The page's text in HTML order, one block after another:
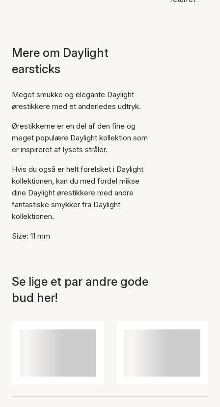
Mere om Daylight
earsticks
Meget smukke og elegante Daylight
ørestikkere med et anderledes udtryk.
Ørestikkerne er en del af den fine og
meget populære Daylight kollektion som
er inspireret af lysets stråler.
Hvis du også er helt forelsket i Daylight
kollektionen, kan du med fordel mikse
dine Daylight ørestikkere med andre
fantastiske smykker fra Daylight
kollektionen.
Size: 11 mm
Se lige et par andre gode
bud her!